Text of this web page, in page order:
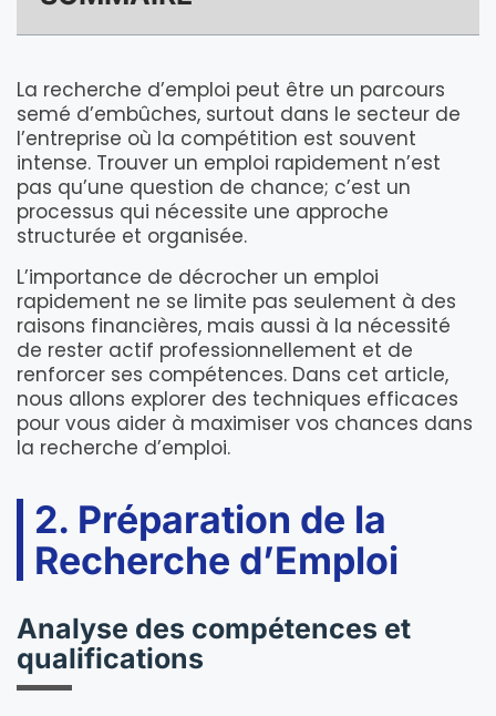
La recherche d’emploi peut être un parcours
semé d’embûches, surtout dans le secteur de
l’entreprise où la compétition est souvent
intense. Trouver un emploi rapidement n’est
pas qu’une question de chance; c’est un
processus qui nécessite une approche
structurée et organisée.
L’importance de décrocher un emploi
rapidement ne se limite pas seulement à des
raisons financières, mais aussi à la nécessité
de rester actif professionnellement et de
renforcer ses compétences. Dans cet article,
nous allons explorer des techniques efficaces
pour vous aider à maximiser vos chances dans
la recherche d’emploi.
2. Préparation de la
Recherche d’Emploi
Analyse des compétences et
qualifications